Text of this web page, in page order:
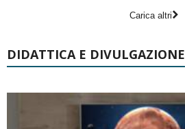
Carica altri
DIDATTICA E DIVULGAZIONE